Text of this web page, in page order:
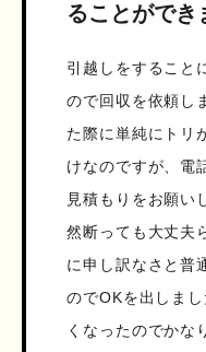
ることができ
引越しをすること
ので回収を依頼し
た際に単純にトリ
けなのですが、電
見積もりをお願い
然断っても大丈夫
に申し訳なさと普
のでOKを出しま
くなったのでかな